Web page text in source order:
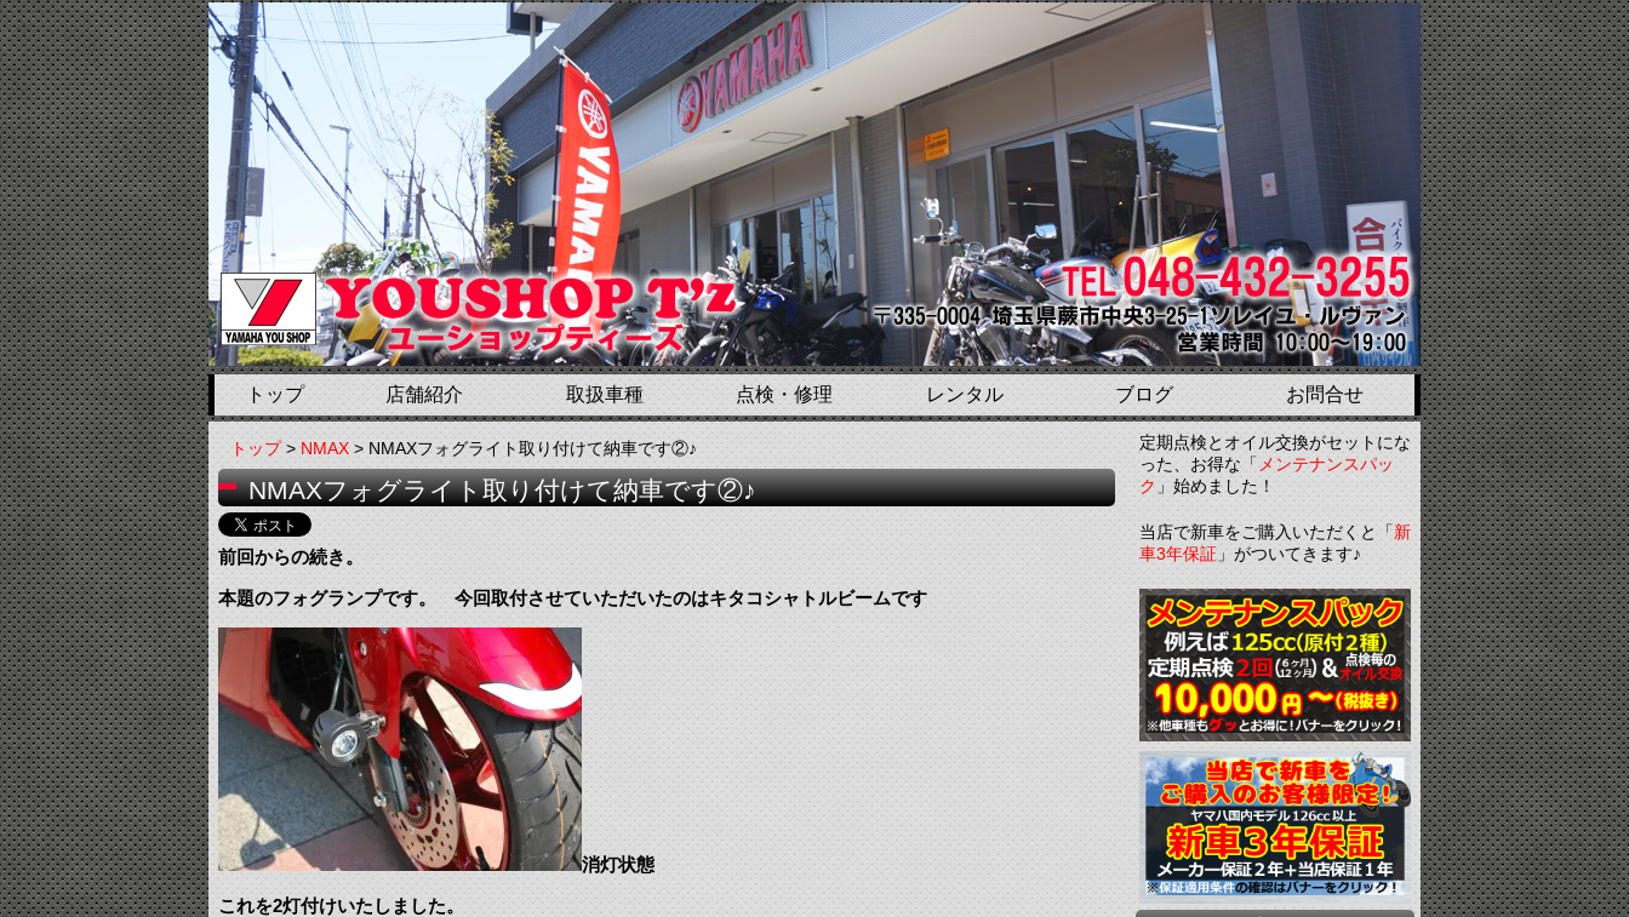
トップ 店舗紹介 取扱車種 点検・修理 レンタル ブログ お問合せ
トップ>NMAX> NMAXフォグライト取り付けて納車です②♪
NMAXフォグライト取り付けて納車です②♪
前回からの続き。
本題のフォグランプです。 今回取付させていただいたのはキタコシャトルビームです
消灯状態
これを2灯付けいたしました。
定期点検とオイル交換がセットにな
った、お得な「 メンテナンスパッ
ク」始めました！
当店で新車をご購入いただくと「新
車3年保証」がついてきます♪